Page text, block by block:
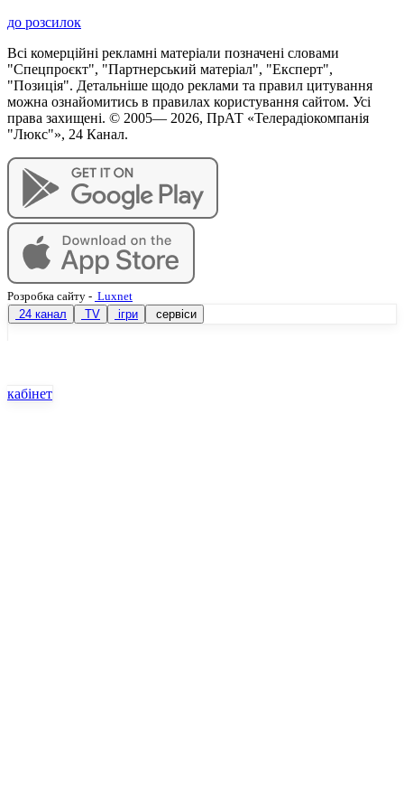
до розсилок
Всі комерційні рекламні матеріали позначені словами
"Спецпроєкт", "Партнерський матеріал", "Експерт",
"Позиція". Детальніше щодо реклами та правил цитування
можна ознайомитись в правилах користування сайтом. Усі
права захищені. © 2005— 2026, ПрАТ «Телерадіокомпанія
"Люкс"», 24 Канал.
Розробка сайту - Luxnet
24 канал
TV ігри сервіси
кабінет